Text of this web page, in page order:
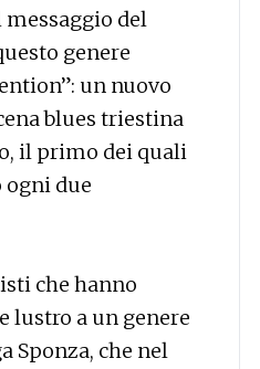
messaggio del
genere
un nuovo
blues triestina
il primo dei quali
ogni due
che hanno
a un genere
Sponza, che nel